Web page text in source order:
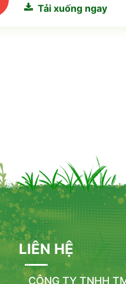
Tải xuống ngay
LIÊN HỆ
CÔNG TY TNHH